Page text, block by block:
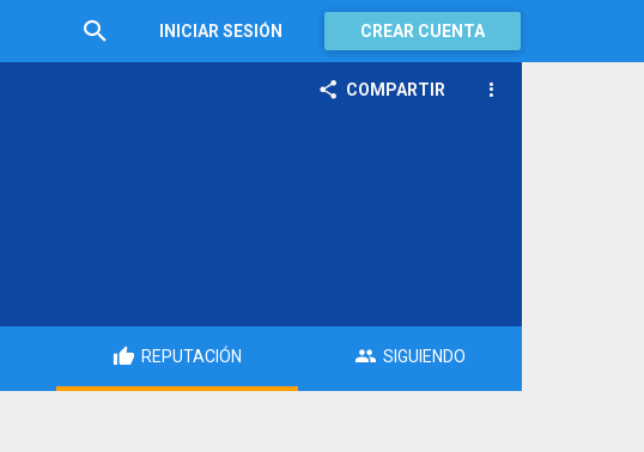
INICIAR SESIÓN CREAR CUENTA
COMPARTIR
REPUTACIÓN SIGUIENDO